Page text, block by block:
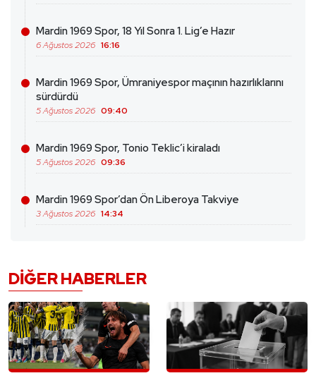
Mardin 1969 Spor, 18 Yıl Sonra 1. Lig’e Hazır
6 Ağustos 2026 16:16
Mardin 1969 Spor, Ümraniyespor maçının hazırlıklarını
sürdürdü
5 Ağustos 2026 09:40
Mardin 1969 Spor, Tonio Teklic’i kiraladı
5 Ağustos 2026 09:36
Mardin 1969 Spor’dan Ön Liberoya Takviye
3 Ağustos 2026 14:34
DIĞER HABERLER